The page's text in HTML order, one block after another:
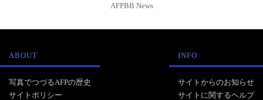
AFPBB News
ABOUT
写真でつづるAFPの歴史
サイトポリシー
INFO
サイトからのお知らせ
サイトに関するヘルプ